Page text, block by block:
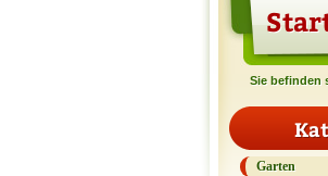
Sie befinden
Garten